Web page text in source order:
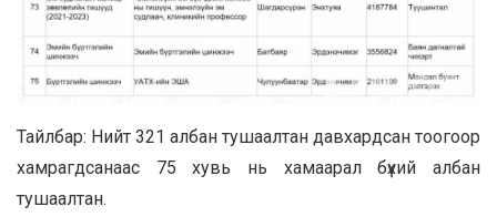
Тайлбар: Нийт 321 албан тушаалтан давхардсан тоогоор
хамрагдсанаас 75 хувь нь хамаарал бүхий албан
тушаалтан.